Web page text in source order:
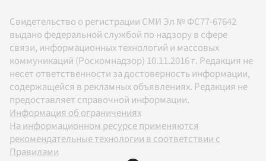
Свидетельство о регистрации СМИ Эл № ФС77-67642
выдано федеральной службой по надзору в сфере
связи, информационных технологий и массовых
коммуникаций (Роскомнадзор) 10.11.2016 г. Редакция не
несет ответственности за достоверность информации,
содержащейся в рекламных объявлениях. Редакция не
предоставляет справочной информации.
Информация об ограничениях
На информационном ресурсе применяются
рекомендательные технологии в соответствии с
Правилами